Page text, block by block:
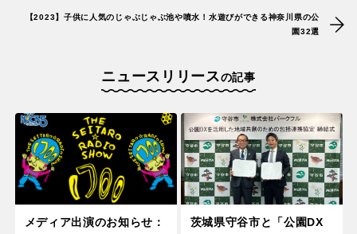
【2023】子供に人気のじゃぶじゃぶ池や噴水！水遊びができる神奈川県の公
園32選
ニュースリリースの記事
メディア出演のお知らせ：
茨城県守谷市と「公園DX